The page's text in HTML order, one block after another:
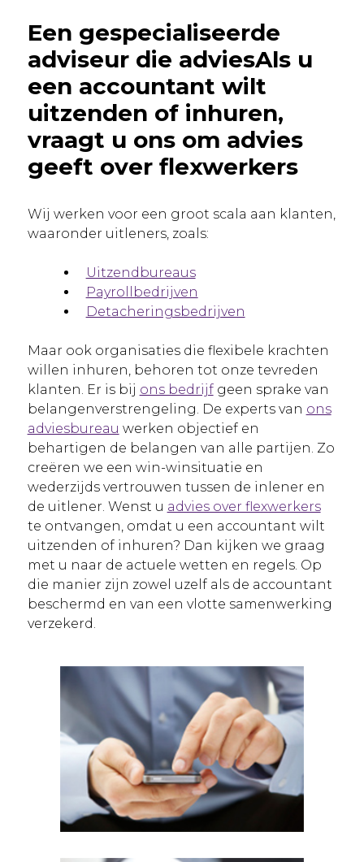
Een gespecialiseerde
adviseur die adviesAls u
een accountant wilt
uitzenden of inhuren,
vraagt u ons om advies
geeft over flexwerkers
Wij werken voor een groot scala aan klanten,
waaronder uitleners, zoals:
Uitzendbureaus
Payrollbedrijven
Detacheringsbedrijven
Maar ook organisaties die flexibele krachten
willen inhuren, behoren tot onze tevreden
klanten. Er is bij ons bedrijfgeen sprake van
belangenverstrengeling. De experts van ons
adviesbureau werken objectief en
behartigen de belangen van alle partijen. Zo
creëren we een win-winsituatie en
wederzijds vertrouwen tussen de inlener en
de uitlener. Wenst u advies over flexwerkers
te ontvangen, omdat u een accountant wilt
uitzenden of inhuren? Dan kijken we graag
met u naar de actuele wetten en regels. Op
die manier zijn zowel uzelf als de accountant
beschermd en van een vlotte samenwerking
verzekerd.